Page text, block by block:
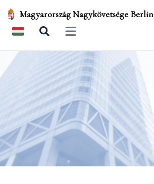
Magyarország Nagykövetsége Berlin
Open main menu